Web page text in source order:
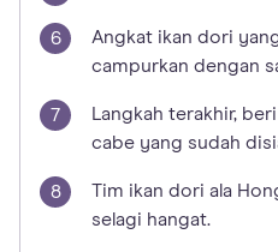
Angkat ikan dori
campurkan dengan
Langkah terakhir,
cabe yang sudah
Tim ikan dori ala
selagi hangat.